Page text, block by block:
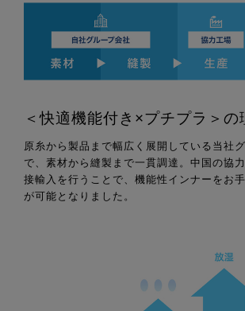
＜快適機能付き×プチプラ＞の
原糸から製品まで幅広く展開している当社
で、素材から縫製まで一貫調達。中国の協
接輸入を行うことで、機能性インナーをお
が可能となりました。